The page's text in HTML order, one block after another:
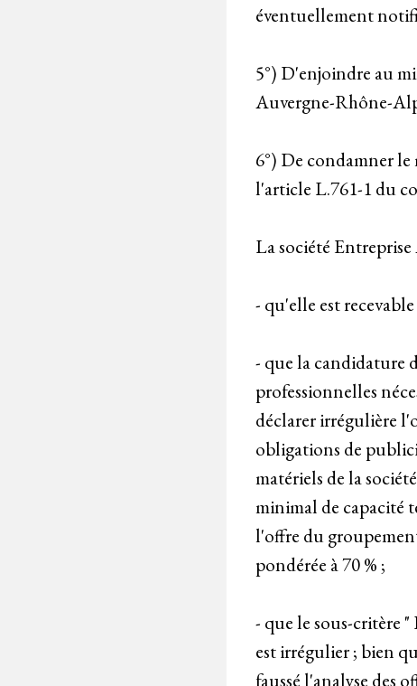
éventuellement
5°) D'enjoindre au
Auvergne-Rhône-
6°) De condamner
l'article L.761-1 du
La société
- qu'elle est
- que la candidature
professionnelles
déclarer irrégulière
obligations de
matériels de la
minimal de capacité
l'offre du
pondérée à 70 % ;
- que le sous-critère
est irrégulier ; bien
faussé l'analyse des